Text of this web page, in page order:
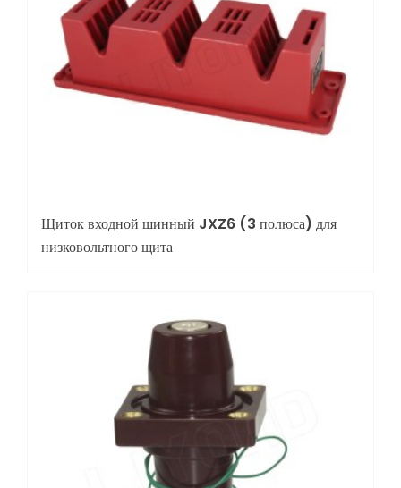
Щиток входной шинный JXZ6 (3 полюса) для
низковольтного щита